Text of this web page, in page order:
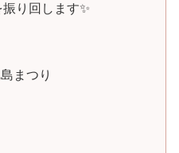
り回します✨
まつり